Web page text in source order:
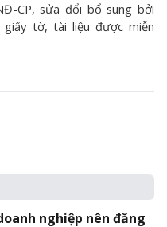
CP, sửa đổi bổ sung bởi
giấy tờ, tài liệu được miễn
nghiệp nên đăng